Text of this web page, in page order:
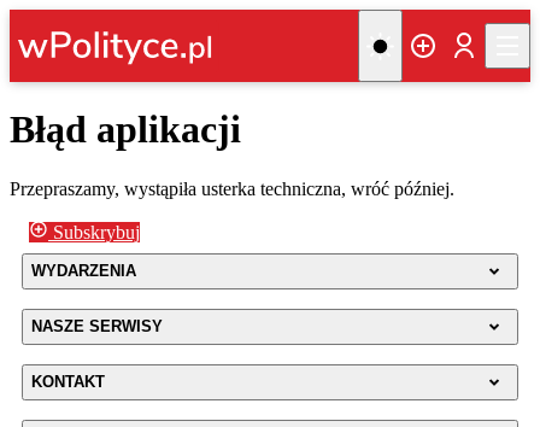
Błąd aplikacji
Przepraszamy, wystąpiła usterka techniczna, wróć później.
Subskrybuj
WYDARZENIA
NASZE SERWISY
KONTAKT